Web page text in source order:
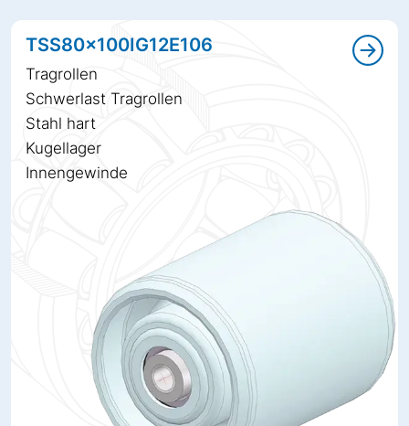
TSS80x100IG12E106
Tragrollen
Schwerlast Tragrollen
Stahl hart
Kugellager
Innengewinde